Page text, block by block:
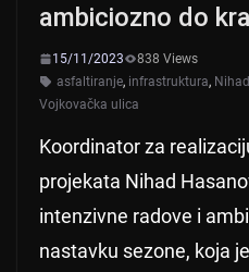
ambiciozno do
15/11/2023
838 Views
asfaltiranje, infrastruktura,
Vojkovačka ulica
Koordinator za
projekata Nihad
intenzivne radove i
nastavku sezone, koja